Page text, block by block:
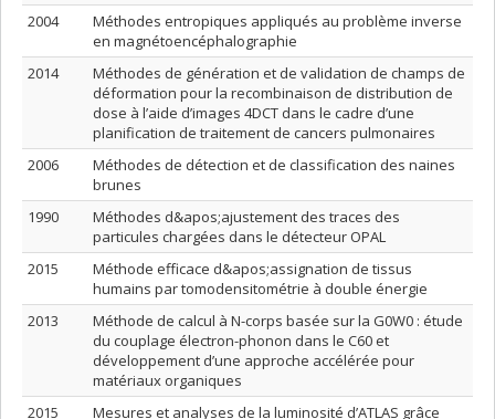
2004
Méthodes entropiques appliqués au problème inverse
en magnétoencéphalographie
2014
Méthodes de génération et de validation de champs de
déformation pour la recombinaison de distribution de
dose à l’aide d’images 4DCT dans le cadre d’une
planification de traitement de cancers pulmonaires
2006
Méthodes de détection et de classification des naines
brunes
1990
Méthodes d&apos;ajustement des traces des
particules chargées dans le détecteur OPAL
2015
Méthode efficace d&apos;assignation de tissus
humains par tomodensitométrie à double énergie
2013
Méthode de calcul à N-corps basée sur la G0W0 : étude
du couplage électron-phonon dans le C60 et
développement d’une approche accélérée pour
matériaux organiques
2015
Mesures et analyses de la luminosité d’ATLAS grâce